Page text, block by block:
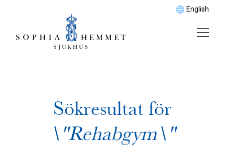
English
Sökresultat för
\"Rehabgym\"